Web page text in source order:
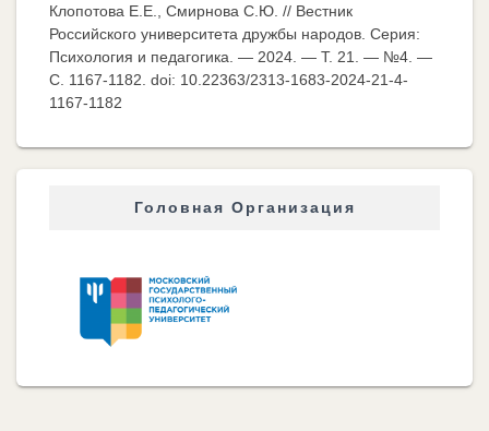
Клопотова Е.Е., Смирнова С.Ю. // Вестник
Российского университета дружбы народов. Серия:
Психология и педагогика. — 2024. — Т. 21. — №4. —
C. 1167-1182. doi: 10.22363/2313-1683-2024-21-4-
1167-1182
Головная Организация